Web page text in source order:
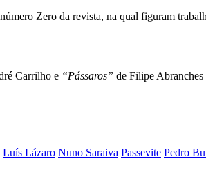
Zero da revista, na qual figuram
Carrilho e “Pássaros” de Filipe Abranches
Luís Lázaro Nuno Saraiva Passevite Pedro